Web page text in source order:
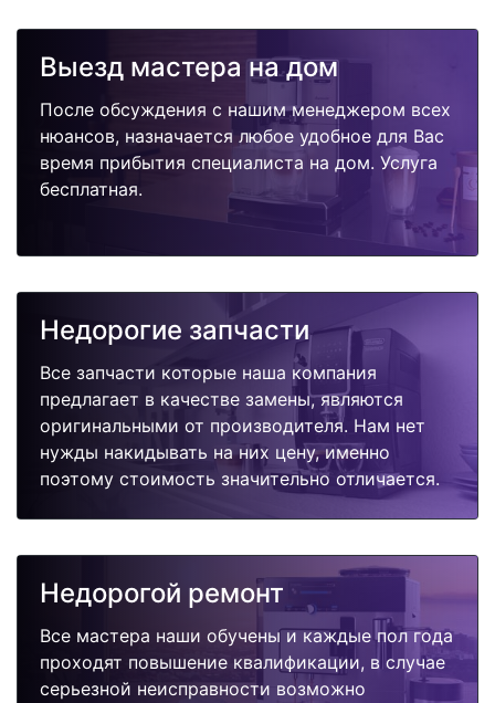
поломок.
Выезд мастера на дом
После обсуждения с нашим менеджером всех
нюансов, назначается любое удобное для Вас
время прибытия специалиста на дом. Услуга
бесплатная.
Недорогие запчасти
Все запчасти которые наша компания
предлагает в качестве замены, являются
оригинальными от производителя. Нам нет
нужды накидывать на них цену, именно
поэтому стоимость значительно отличается.
Недорогой ремонт
Все мастера наши обучены и каждые пол года
проходят повышение квалификации, в случае
серьезной неисправности возможно